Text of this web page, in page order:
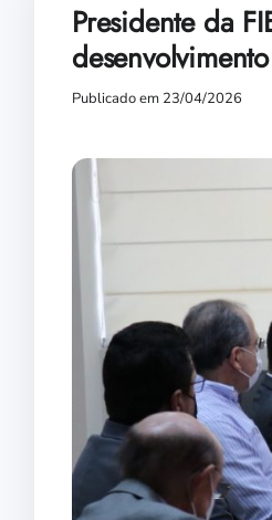
Presidente da
Publicado em 23/04/2026